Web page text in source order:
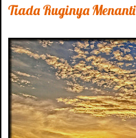
Tiada Ruginya Menanti